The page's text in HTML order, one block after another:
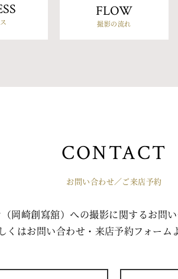
FLOW
撮影の流れ
CONTACT
お問い合わせ／ご来店予約
岡崎創寫舘）への撮影に関するお問
くはお問い合わせ・来店予約フォーム